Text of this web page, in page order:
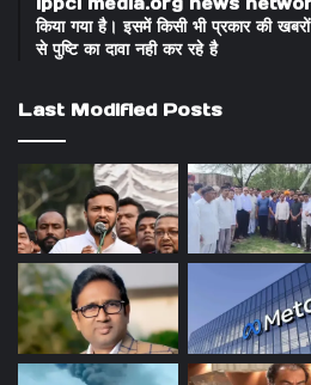
किया गया है। इसमें किसी भी प्रकार की
से पुष्टि का दावा नही कर रहे है
Last Modified Posts